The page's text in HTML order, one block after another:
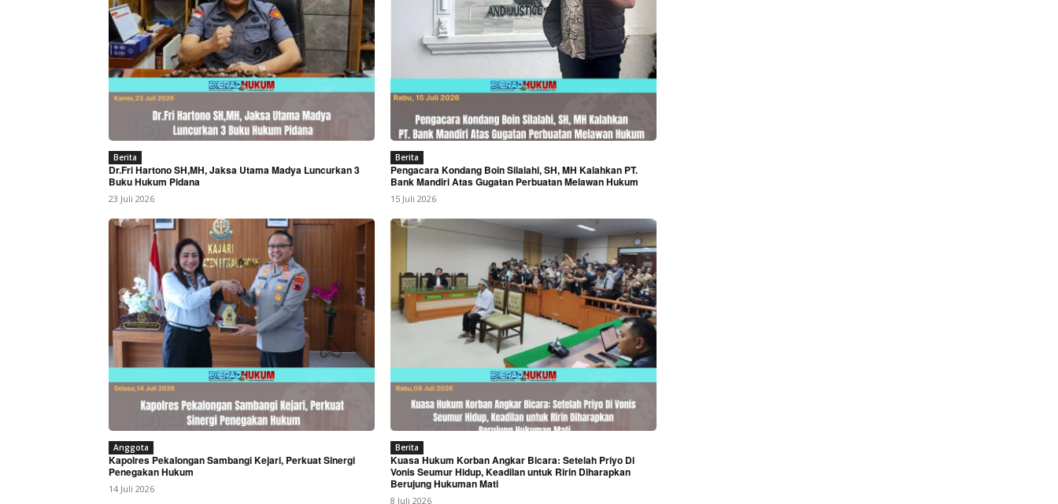
Berita
Dr.Fri Hartono SH,MH, Jaksa Utama Madya Luncurkan 3
Buku Hukum Pidana
23 Juli 2026
Berita
Pengacara Kondang Boin Silalahi, SH, MH Kalahkan PT.
Bank Mandiri Atas Gugatan Perbuatan Melawan Hukum
15 Juli 2026
Anggota
Kapolres Pekalongan Sambangi Kejari, Perkuat Sinergi
Penegakan Hukum
14 Juli 2026
Berita
Kuasa Hukum Korban Angkar Bicara: Setelah Priyo Di
Vonis Seumur Hidup, Keadilan untuk Ririn Diharapkan
Berujung Hukuman Mati
8 Juli 2026